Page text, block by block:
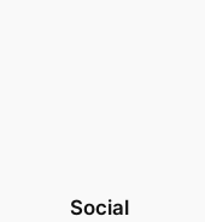
Social